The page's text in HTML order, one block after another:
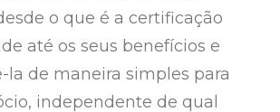
o que é a certificação
até os seus benefícios e
la de maneira simples para
independente de qual